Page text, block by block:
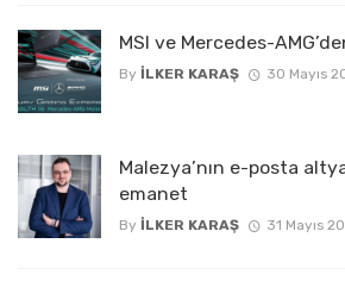
MSI ve Mercedes-
By İLKER KARAŞ 30 Mayıs
Malezya’nın e-posta
emanet
By İLKER KARAŞ 31 Mayıs